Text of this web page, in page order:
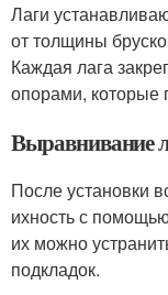
Лаги
от толщины
Каждая лага
опорами, которые
Выравнивание
После установки
ихность с
их можно
подкладок.